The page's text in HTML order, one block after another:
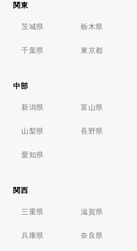
関東
茨城県 栃木県
千葉県 東京都
中部
新潟県 富山県
山梨県 長野県
愛知県
関西
三重県 滋賀県
兵庫県 奈良県